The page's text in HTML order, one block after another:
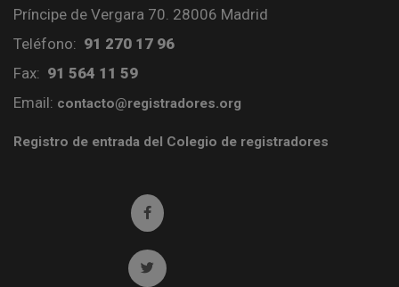
Príncipe de Vergara 70. 28006 Madrid
Teléfono: 91 270 17 96
Fax: 91 564 11 59
Email: contacto@registradores.org
Registro de entrada del Colegio de registradores
Ir a facebook (abre en ventana nueva)
Ir a twitter (abre en ventana nueva)